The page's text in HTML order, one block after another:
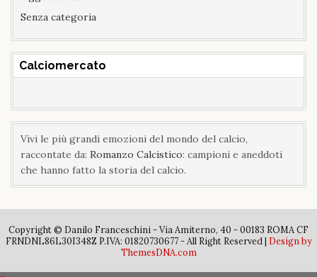
Senza categoria
Calciomercato
Vivi le più grandi emozioni del mondo del calcio,
raccontate da: Romanzo Calcistico: campioni e aneddoti
che hanno fatto la storia del calcio.
Copyright © Danilo Franceschini - Via Amiterno, 40 - 00183 ROMA CF
FRNDNL86L30I348Z P.IVA: 01820730677 - All Right Reserved | Design by
ThemesDNA.com